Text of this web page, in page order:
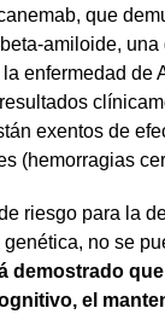
que
amiloide, una
enfermedad de
exentos de
(hemorragias
riesgo para la
no se
demostrado que
el